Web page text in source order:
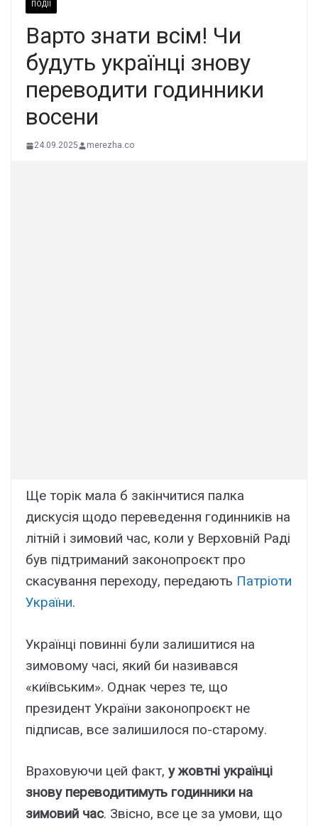
ПОДІЇ
Варто знати всім! Чи
будуть українці знову
переводити годинники
восени
24.09.2025 merezha.co
Ще торік мала б закінчитися палка
дискусія щодо переведення годинників на
літній і зимовий час, коли у Верховній Раді
був підтриманий законопроєкт про
скасування переходу, передають Патріоти
України.
Українці повинні були залишитися на
зимовому часі, який би називався
«київським». Однак через те, що
президент України законопроєкт не
підписав, все залишилося по-старому.
Враховуючи цей факт, у жовтні українці
знову переводитимуть годинники на
зимовий час. Звісно, все це за умови, що